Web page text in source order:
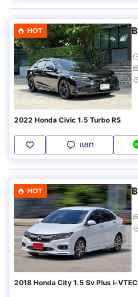
HOT ฿
2022 Honda Civic 1.5 Turbo RS
แชท
HOT ฿
2018 Honda City 1.5 Sv Plus i-VTEC